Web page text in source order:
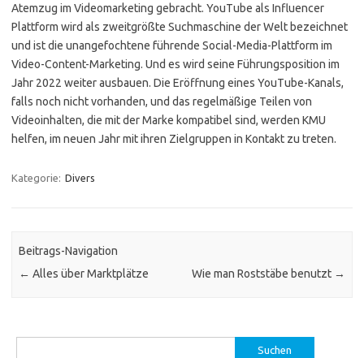
Atemzug im Videomarketing gebracht. YouTube als Influencer
Plattform wird als zweitgrößte Suchmaschine der Welt bezeichnet
und ist die unangefochtene führende Social-Media-Plattform im
Video-Content-Marketing. Und es wird seine Führungsposition im
Jahr 2022 weiter ausbauen. Die Eröffnung eines YouTube-Kanals,
falls noch nicht vorhanden, und das regelmäßige Teilen von
Videoinhalten, die mit der Marke kompatibel sind, werden KMU
helfen, im neuen Jahr mit ihren Zielgruppen in Kontakt zu treten.
Kategorie: Divers
Beitrags-Navigation
← Alles über Marktplätze Wie man Roststäbe benutzt →